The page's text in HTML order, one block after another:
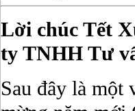
Lời chúc Tết
ty TNHH Tư
Sau đây là một